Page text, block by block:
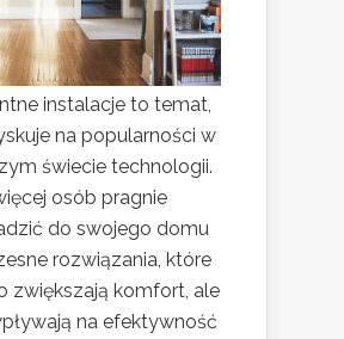
instalacje to temat,
na popularności w
świecie technologii.
osób pragnie
do swojego domu
rozwiązania, które
zwiększają komfort, ale
na efektywność